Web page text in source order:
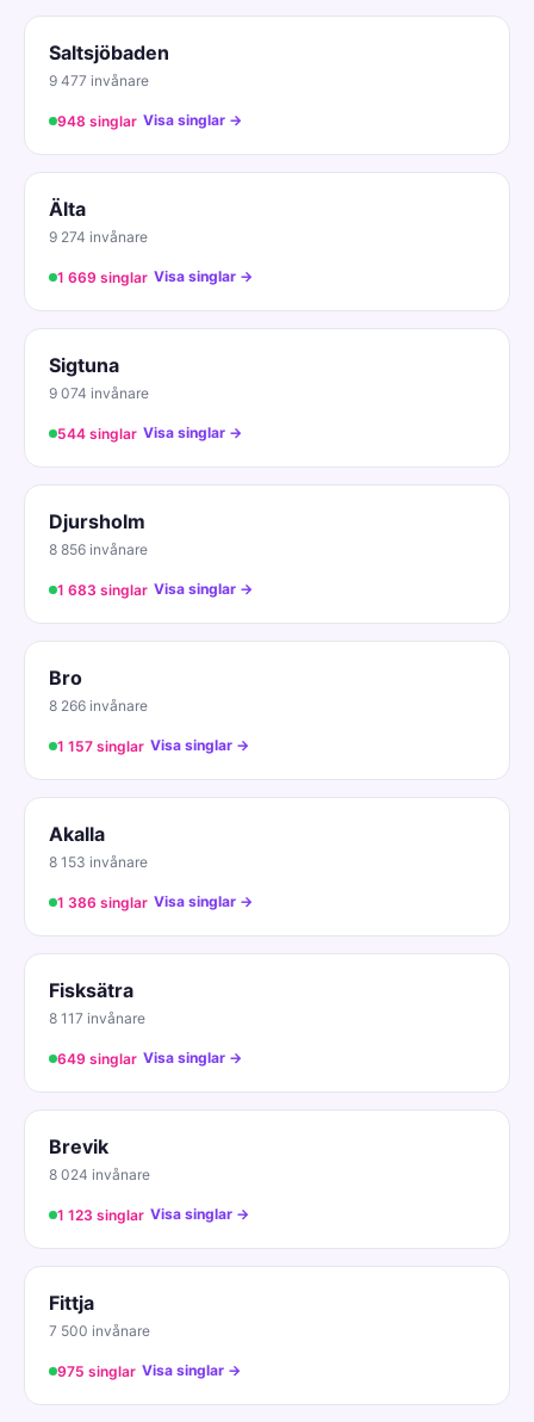
Saltsjöbaden
9 477 invånare
948 singlar Visa singlar →
Älta
9 274 invånare
1 669 singlar Visa singlar →
Sigtuna
9 074 invånare
544 singlar Visa singlar →
Djursholm
8 856 invånare
1 683 singlar Visa singlar →
Bro
8 266 invånare
1 157 singlar Visa singlar →
Akalla
8 153 invånare
1 386 singlar Visa singlar →
Fisksätra
8 117 invånare
649 singlar Visa singlar →
Brevik
8 024 invånare
1 123 singlar Visa singlar →
Fittja
7 500 invånare
975 singlar Visa singlar →